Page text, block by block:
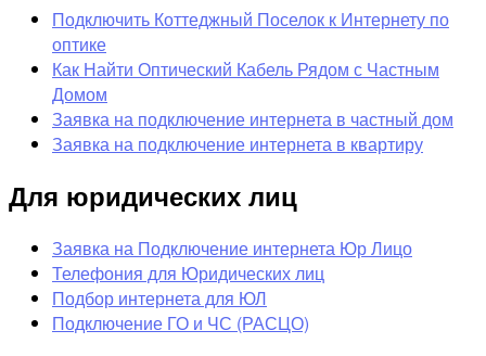
Подключить Коттеджный Поселок к Интернету по
оптике
Как Найти Оптический Кабель Рядом с Частным
Домом
Заявка на подключение интернета в частный дом
Заявка на подключение интернета в квартиру
Для юридических лиц
Заявка на Подключение интернета Юр Лицо
Телефония для Юридических лиц
Подбор интернета для ЮЛ
Подключение ГО и ЧС (РАСЦО)